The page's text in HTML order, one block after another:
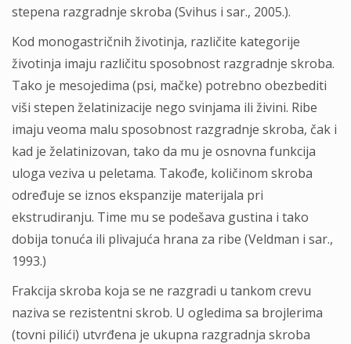
stepena razgradnje skroba (Svihus i sar., 2005.).
Kod monogastričnih životinja, različite kategorije
životinja imaju različitu sposobnost razgradnje skroba.
Tako je mesojedima (psi, mačke) potrebno obezbediti
viši stepen želatinizacije nego svinjama ili živini. Ribe
imaju veoma malu sposobnost razgradnje skroba, čak i
kad je želatinizovan, tako da mu je osnovna funkcija
uloga veziva u peletama. Takođe, količinom skroba
određuje se iznos ekspanzije materijala pri
ekstrudiranju. Time mu se podešava gustina i tako
dobija tonuća ili plivajuća hrana za ribe (Veldman i sar.,
1993.)
Frakcija skroba koja se ne razgradi u tankom crevu
naziva se rezistentni skrob. U ogledima sa brojlerima
(tovni pilići) utvrđena je ukupna razgradnja skroba